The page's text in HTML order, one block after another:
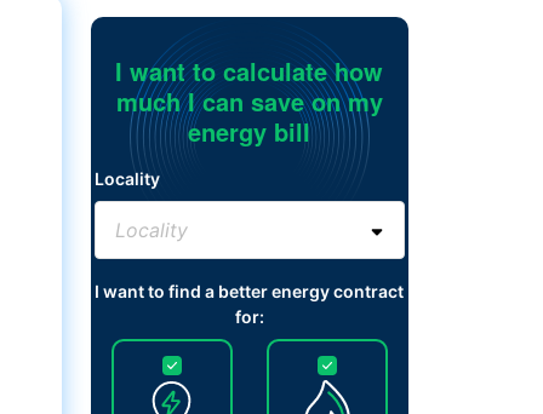
I want to calculate how
much I can save on my
energy bill
Locality
I want to find a better energy contract
for: